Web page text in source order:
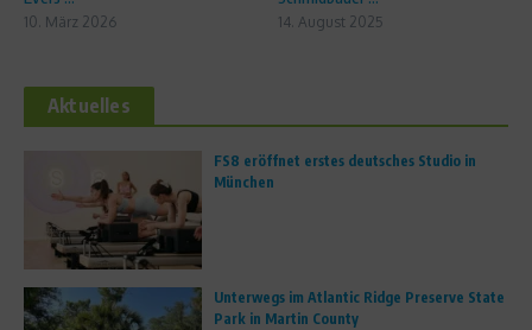
10. März 2026 14. August 2025
Aktuelles
FS8 eröffnet erstes deutsches Studio in
München
Unterwegs im Atlantic Ridge Preserve State
Park in Martin County